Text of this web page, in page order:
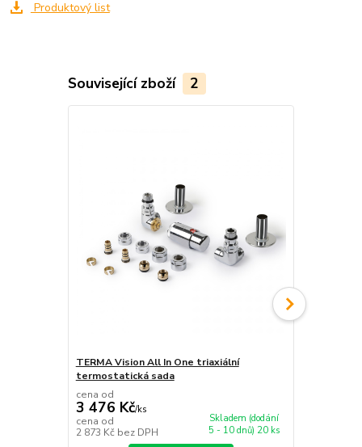
Produktový list
Související zboží 2
TERMA Vision All In One triaxiální
termostatická sada
cena od
3 476 Kč/ks
cena od
2 873 Kč bez DPH
Skladem (dodání
5 - 10 dnů) 20 ks